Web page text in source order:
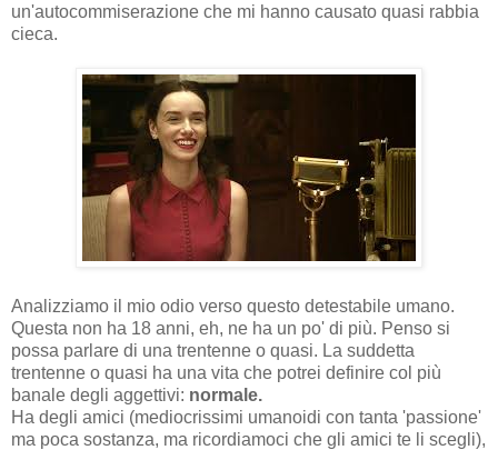
un'autocommiserazione che mi hanno causato quasi rabbia
cieca.
Analizziamo il mio odio verso questo detestabile umano.
Questa non ha 18 anni, eh, ne ha un po' di più. Penso si
possa parlare di una trentenne o quasi. La suddetta
trentenne o quasi ha una vita che potrei definire col più
banale degli aggettivi: normale.
Ha degli amici (mediocrissimi umanoidi con tanta 'passione'
ma poca sostanza, ma ricordiamoci che gli amici te li scegli),